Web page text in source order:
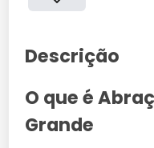
Descrição
O que é
Grande